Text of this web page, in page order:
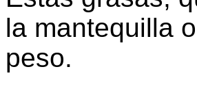
la mantequilla
peso.